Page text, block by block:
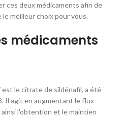
ces deux médicaments afin de
meilleur choix pour vous.
médicaments
le citrate de sildénafil, a été
Il agit en augmentant le flux
l'obtention et le maintien